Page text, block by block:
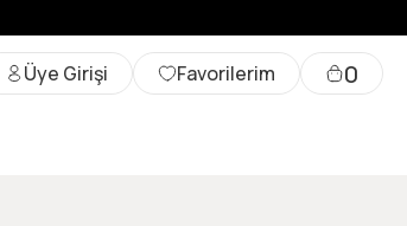
Üye Girişi Favorilerim 0